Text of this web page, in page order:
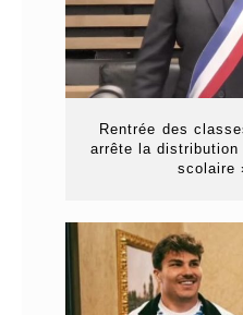
Rentrée des
arrête la
scolaire